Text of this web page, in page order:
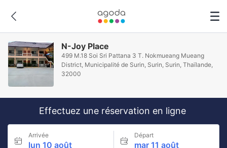
N-Joy Place
499 M.18 Soi Sri Pattana 3 T. Nokmueang Mueang
District, Municipalité de Surin, Surin, Surin, Thaïlande,
32000
Effectuez une réservation en ligne
Arrivée
lun 10 août
Départ
mar 11 août